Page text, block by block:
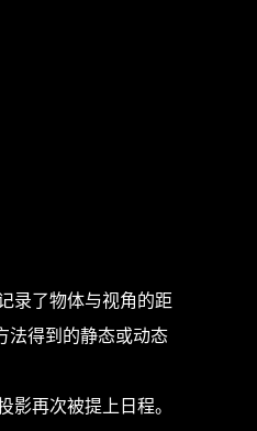
录了物体与视角的距
法得到的静态或动态
再次被提上日程。